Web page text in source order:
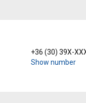
+36 (30) 39X-
Show number